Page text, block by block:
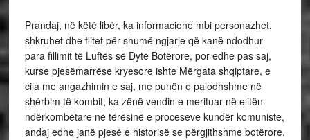
Prandaj, në këtë libër, ka informacione mbi personazhet,
shkruhet dhe flitet për shumë ngjarje që kanë ndodhur
para fillimit të Luftës së Dytë Botërore, por edhe pas saj,
kurse pjesëmarrëse kryesore ishte Mërgata shqiptare, e
cila me angazhimin e saj, me punën e palodhshme në
shërbim të kombit, ka zënë vendin e merituar në elitën
ndërkombëtare në tërësinë e proceseve kundër komuniste,
andaj edhe janë pjesë e historisë se përgjithshme botërore.